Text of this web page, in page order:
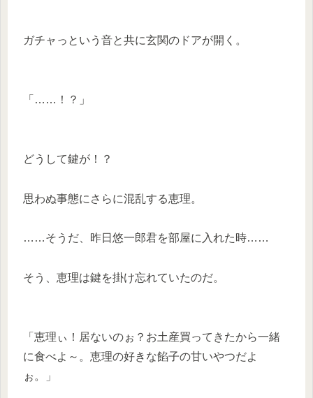
ガチャっという音と共に玄関のドアが開く。
「……！？」
どうして鍵が！？
思わぬ事態にさらに混乱する恵理。
……そうだ、昨日悠一郎君を部屋に入れた時……
そう、恵理は鍵を掛け忘れていたのだ。
「恵理ぃ！居ないのぉ？お土産買ってきたから一緒
に食べよ～。恵理の好きな餡子の甘いやつだよ
ぉ。」